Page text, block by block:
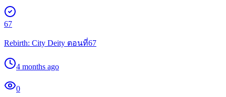
67
Rebirth: City Deity ตอนที่67
4 months ago
0